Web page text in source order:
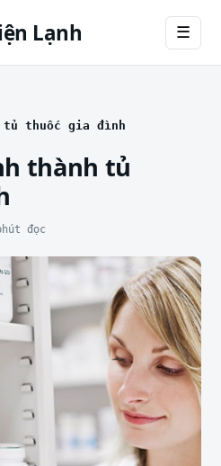
Lạnh ☰
tủ thuốc gia đình
thành tủ
đọc